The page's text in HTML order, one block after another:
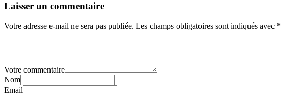
Laisser un commentaire
Votre adresse e-mail ne sera pas publiée. Les champs obligatoires sont indiqués avec *
Votre commentaire
Nom
Email